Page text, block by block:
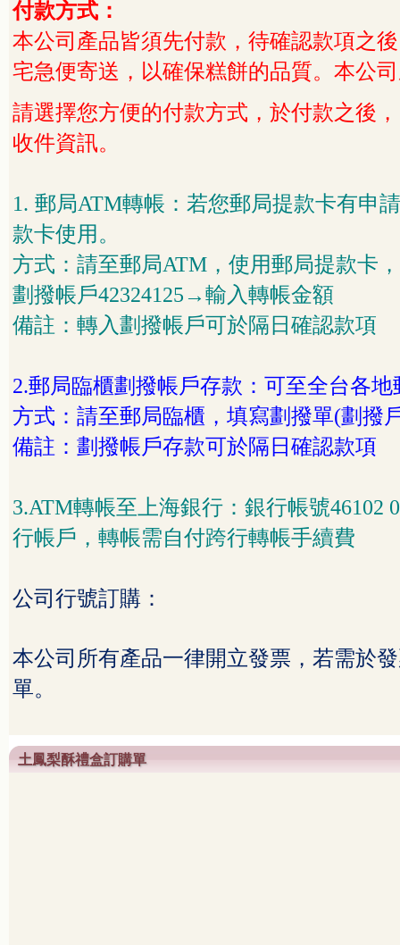
付款方式：
本公司產品皆須先付款，待確認款項之
宅急便寄送，以確保糕餅的品質。本公
請選擇您方便的付款方式，於付款之後
收件資訊。
1. 郵局ATM轉帳：若您郵局提款卡有申
款卡使用。
方式：請至郵局ATM ，使用郵局提款
劃撥帳戶42324125→輸入轉帳金額
備註：轉入劃撥帳戶可於隔日確認款項
2.郵局臨櫃劃撥帳戶存款：可至全台各地
方式：請至郵局臨櫃，填寫劃撥單(劃撥
備註：劃撥帳戶存款可於隔日確認款項
3.ATM轉帳至上海銀行：銀行帳號46102
行帳戶，轉帳需自付跨行轉帳手續費
公司行號訂購：
本公司所有產品一律開立發票，若需於
單。
土鳳梨酥禮盒訂購單